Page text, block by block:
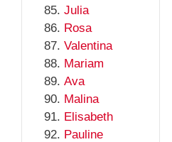
Julia
Rosa
Valentina
Mariam
Ava
Malina
Elisabeth
Pauline